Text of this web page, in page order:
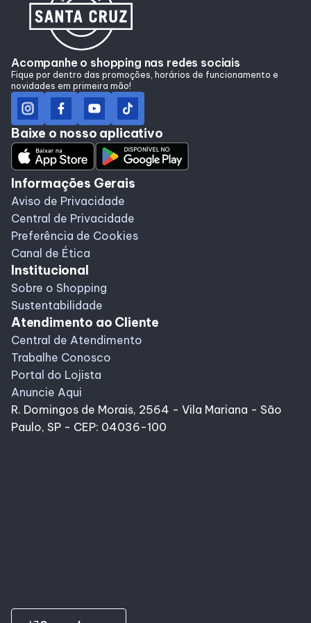
Lojas
Alimentação
Programa de benefícios
Acompanhe o shopping nas redes sociais
Fique por dentro das promoções, horários de funcionamento e
novidades em primeira mão!
Baixe o nosso aplicativo
Informações Gerais
Aviso de Privacidade
Central de Privacidade
Preferência de Cookies
Canal de Ética
Institucional
Sobre o Shopping
Sustentabilidade
Atendimento ao Cliente
Central de Atendimento
Trabalhe Conosco
Portal do Lojista
Anuncie Aqui
R. Domingos de Morais, 2564 - Vila Mariana - São
Paulo, SP - CEP: 04036-100